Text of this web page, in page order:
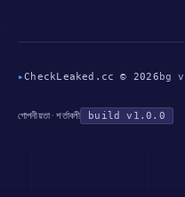
▸CheckLeaked.cc © 2026 bg
গোপনীয়তা ·শর্তাবলী build v1.0.0